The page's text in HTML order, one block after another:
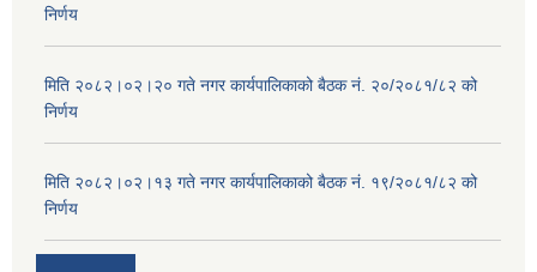
निर्णय
मिति २०८२।०२।२० गते नगर कार्यपालिकाको बैठक नं. २०/२०८१/८२ को
निर्णय
मिति २०८२।०२।१३ गते नगर कार्यपालिकाको बैठक नं. १९/२०८१/८२ को
निर्णय